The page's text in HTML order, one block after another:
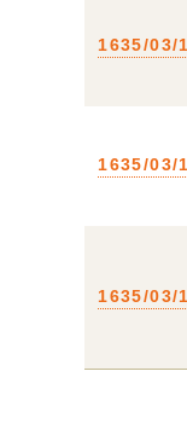
1635/03/
1635/03/
1635/03/